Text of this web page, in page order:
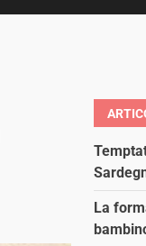
La